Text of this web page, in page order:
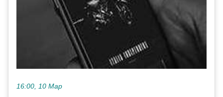
16:00, 10 Мар